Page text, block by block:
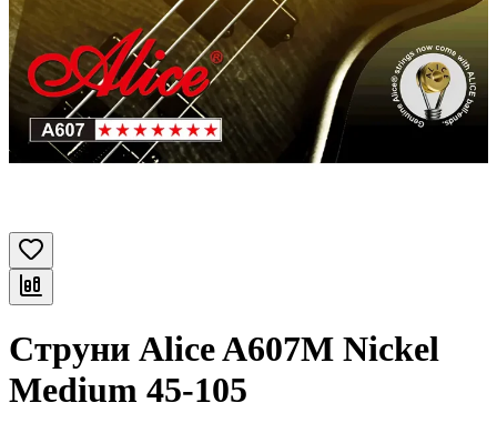
Струни Alice A607M Nickel
Medium 45-105